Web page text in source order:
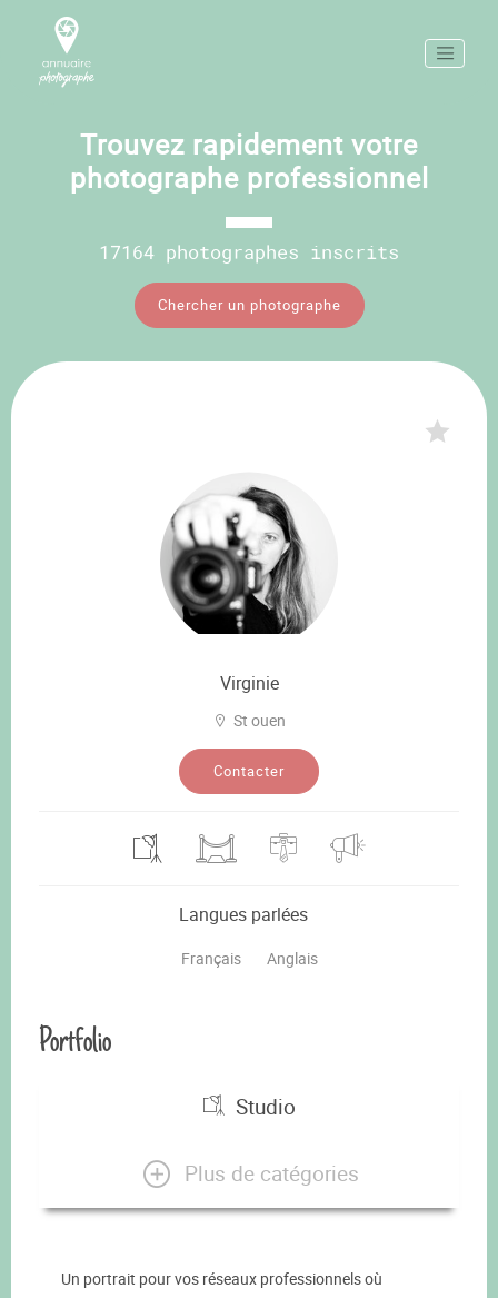
Trouvez rapidement votre
photographe professionnel
17164 photographes inscrits
Chercher un photographe
Virginie
St ouen
Contacter
Langues parlées
Français Anglais
Portfolio
Studio
Plus de catégories
Un portrait pour vos réseaux professionnels où